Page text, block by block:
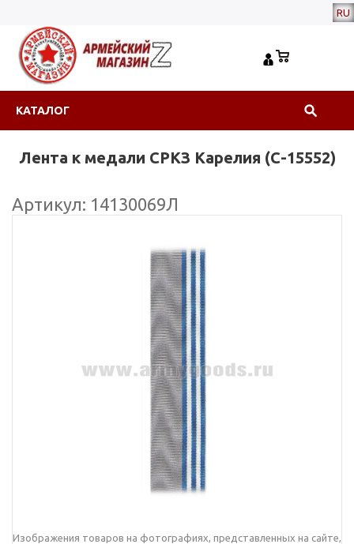
RU
КАТАЛОГ
Лента к медали СРКЗ Карелия (С-15552)
Артикул: 14130069Л
Изображения товаров на фотографиях, представленных на сайте,